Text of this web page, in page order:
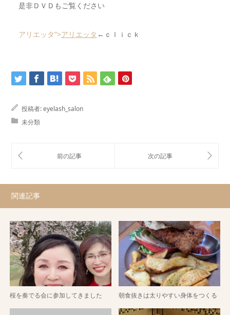
是非ＤＶＤもご覧ください
アリエッタ“>アリエッタ ←ｃｌｉｃｋ
投稿者:eyelash_salon
未分類
関連記事
桜を奏でる会に参加してきました 朝食抜きは太りやすい身体をつくる